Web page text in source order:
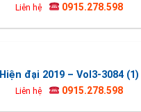
Liên hệ 0915.278.598
Hiện đại 2019 – Vol3-3084 (1)
Liên hệ 0915.278.598